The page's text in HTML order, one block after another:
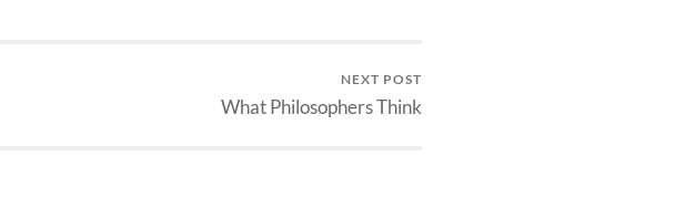
NEXT POST
What Philosophers Think